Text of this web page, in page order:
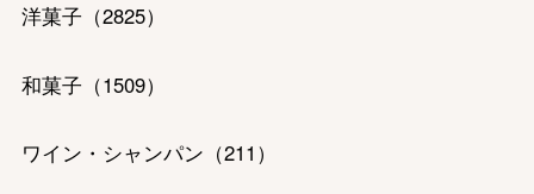
洋菓子 （2825）
和菓子 （1509）
ワイン・シャンパン （211 ）